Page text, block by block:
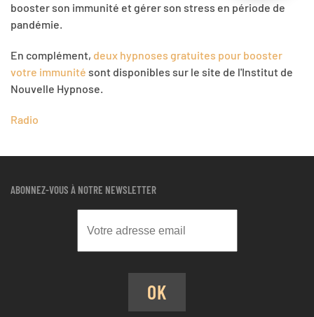
booster son immunité et gérer son stress en période de
pandémie.
En complément, deux hypnoses gratuites pour booster
votre immunité sont disponibles sur le site de l'Institut de
Nouvelle Hypnose.
Radio
ABONNEZ-VOUS À NOTRE NEWSLETTER
OK